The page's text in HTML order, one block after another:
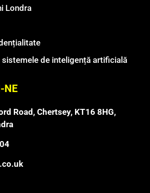
Londra
de inteligență artificială
NE
Road, Chertsey, KT16 8HG,